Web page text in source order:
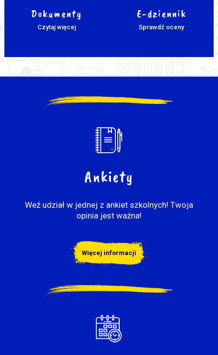
Dokumenty
Czytaj więcej
E-dziennik
Sprawdź oceny
Ankiety
Weź udział w jednej z ankiet szkolnych! Twoja
opinia jest ważna!
Więcej informacji